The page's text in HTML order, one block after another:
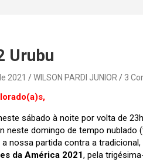
Urubu
2021 WILSON PARDI JUNIOR 3
sábado à noite por volta de
neste domingo de tempo
a nossa partida contra a
da América 2021, pela